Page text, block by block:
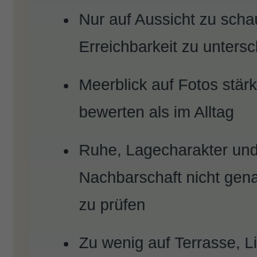
Nur auf Aussicht zu
Erreichbarkeit zu
Meerblick auf Fotos
bewerten als im Alltag
Ruhe, Lagecharakter und
Nachbarschaft nicht
zu prüfen
Zu wenig auf Terrasse,